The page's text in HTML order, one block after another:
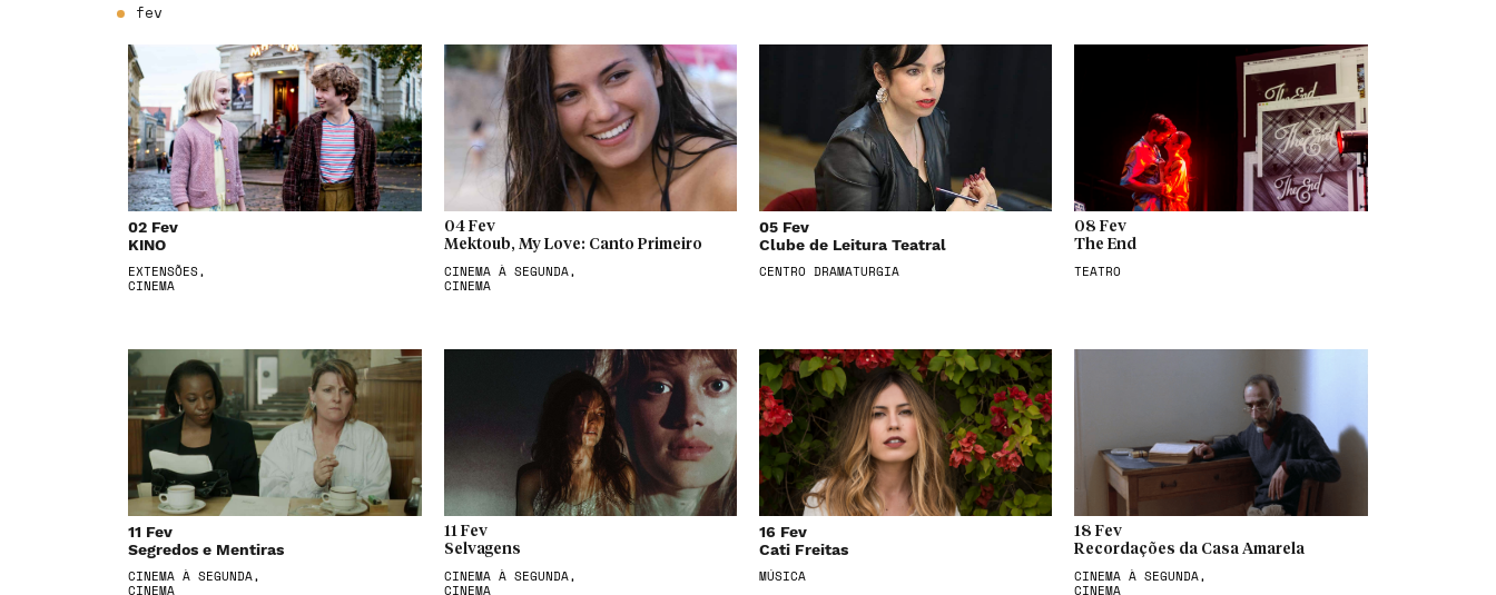
fev
02 Fev
KINO
EXTENSÕES,
CINEMA
04 Fev
Mektoub, My Love: Canto Primeiro
CINEMA À SEGUNDA,
CINEMA
05 Fev
Clube de Leitura Teatral
CENTRO DRAMATURGIA
08 Fev
The End
TEATRO
11 Fev
Segredos e Mentiras
CINEMA À SEGUNDA,
CINEMA
11 Fev
Selvagens
CINEMA À SEGUNDA,
CINEMA
16 Fev
Cati Freitas
MÚSICA
18 Fev
Recordações da Casa Amarela
CINEMA À SEGUNDA,
CINEMA